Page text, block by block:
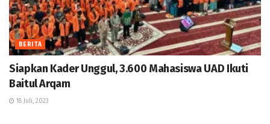
BERITA
Siapkan Kader Unggul, 3.600 Mahasiswa UAD Ikuti
Baitul Arqam
18 Juli, 2023